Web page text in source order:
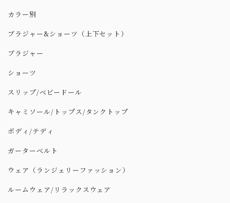
カラー別
ブラジャー&ショーツ（上下セット）
ブラジャー
ショーツ
スリップ/ベビードール
キャミソール/トップス/タンクトップ
ボディ/テディ
ガーターベルト
ウェア（ランジェリーファッション）
ルームウェア/リラックスウェア